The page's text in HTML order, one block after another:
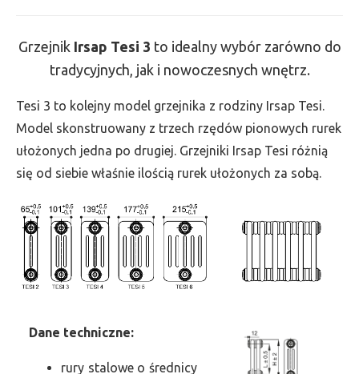
wys.
500,
szer.
720,
822
Grzejnik Irsap Tesi 3 to idealny wybór zarówno do
tradycyjnych, jak i nowoczesnych wnętrz.
Tesi 3 to kolejny model grzejnika z rodziny Irsap Tesi.
Model skonstruowany z trzech rzędów pionowych rurek
ułożonych jedna po drugiej. Grzejniki Irsap Tesi różnią
się od siebie właśnie ilością rurek ułożonych za sobą.
Dane techniczne:
rury stalowe o średnicy